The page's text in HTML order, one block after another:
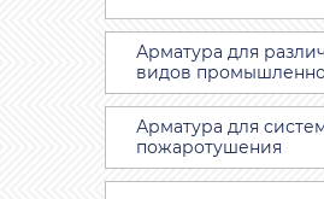
Арматура для
видов
Арматура для
пожаротушения